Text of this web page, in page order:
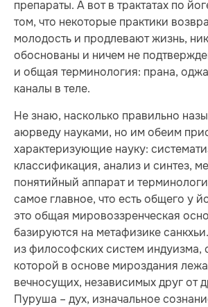
препараты. А вот в трактатах по
том, что некоторые практики
молодость и продлевают жизнь,
обоснованы и ничем не
и общая терминология: прана,
каналы в теле.
Не знаю, насколько правильно
аюрведу науками, но им обеим
характеризующие науку:
классификация, анализ и синтез,
понятийный аппарат и
самое главное, что есть общего у
это общая мировоззренческая
базируются на метафизике
из философских систем индуизма,
которой в основе мироздания
вечносущих, независимых друг от
Пуруша – дух, изначальное